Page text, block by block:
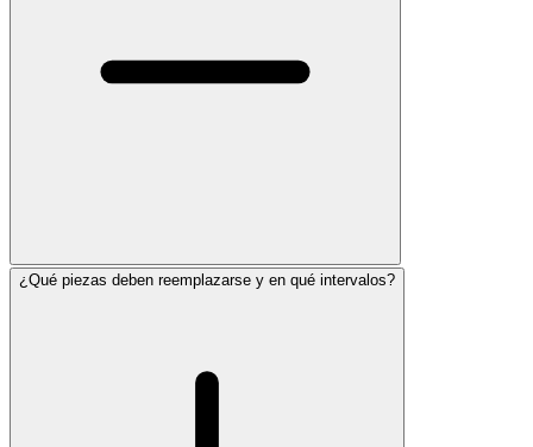
¿Qué piezas deben reemplazarse y en qué intervalos?